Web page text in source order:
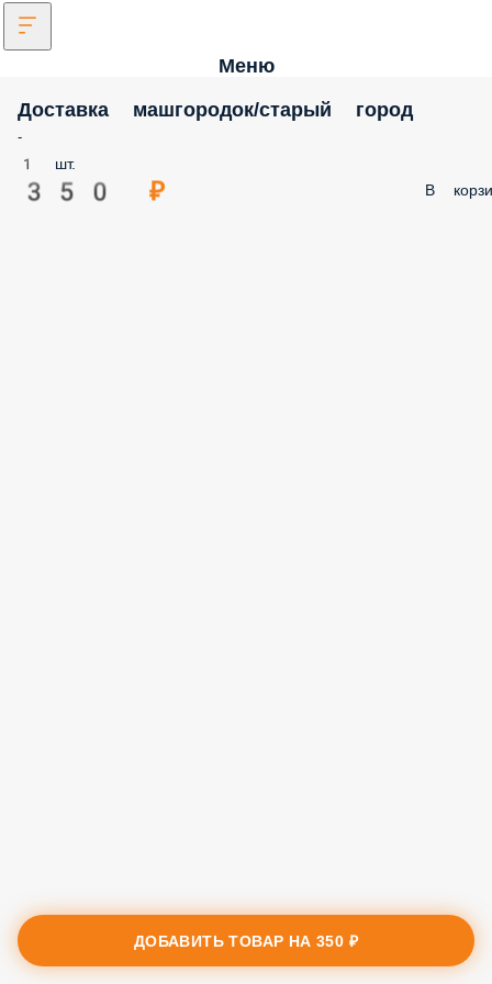
Меню
Доставка машгородок/старый город
-
1 шт.
350 ₽ В
ДОБАВИТЬ ТОВАР НА350 ₽